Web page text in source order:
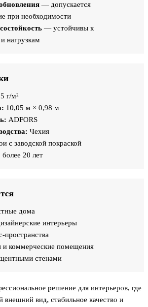
— допускается
при необходимости
— устойчивы к
нагрузкам
г/м²
10,05 м × 0,98 м
ADFORS
Чехия
с заводской покраской
более 20 лет
дома
интерьеры
пространства
и коммерческие помещения
стенами
решение для интерьеров, где
внешний вид, стабильное качество и